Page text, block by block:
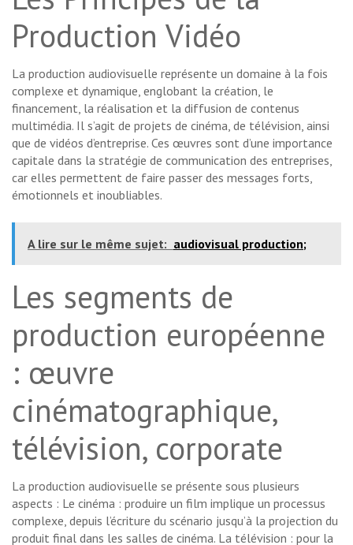
Production Vidéo
La production audiovisuelle représente un domaine à la fois
complexe et dynamique, englobant la création, le
financement, la réalisation et la diffusion de contenus
multimédia. Il s’agit de projets de cinéma, de télévision, ainsi
que de vidéos d’entreprise. Ces œuvres sont d’une importance
capitale dans la stratégie de communication des entreprises,
car elles permettent de faire passer des messages forts,
émotionnels et inoubliables.
A lire sur le même sujet: audiovisual production;
Les segments de
production européenne
: œuvre
cinématographique,
télévision, corporate
La production audiovisuelle se présente sous plusieurs
aspects : Le cinéma : produire un film implique un processus
complexe, depuis l’écriture du scénario jusqu’à la projection du
produit final dans les salles de cinéma. La télévision : pour la